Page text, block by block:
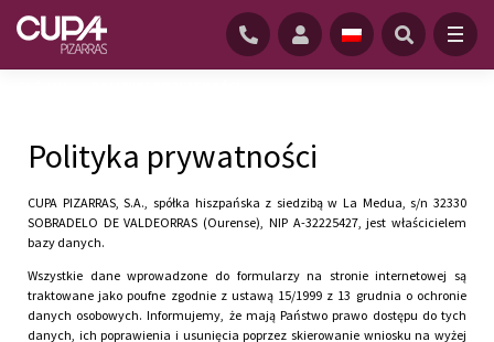
Polityka prywatności
CUPA PIZARRAS, S.A., spółka hiszpańska z siedzibą w La Medua, s/n 32330
SOBRADELO DE VALDEORRAS (Ourense), NIP A-32225427, jest właścicielem
bazy danych.
Wszystkie dane wprowadzone do formularzy na stronie internetowej są
traktowane jako poufne zgodnie z ustawą 15/1999 z 13 grudnia o ochronie
danych osobowych. Informujemy, że mają Państwo prawo dostępu do tych
danych, ich poprawienia i usunięcia poprzez skierowanie wniosku na wyżej